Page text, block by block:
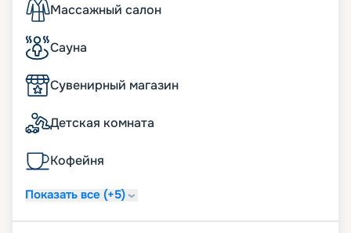
Массажный салон
Сауна
Сувенирный магазин
Детская комната
Кофейня
Показать все (+5)